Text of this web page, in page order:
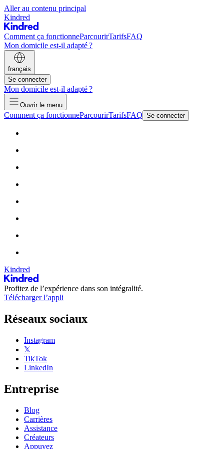
Aller au contenu principal
Kindred
Comment ça fonctionneParcourirTarifsFAQ
Mon domicile est-il adapté ?
français
Se connecter
Mon domicile est-il adapté ?
Ouvrir le menu
Comment ça fonctionneParcourirTarifsFAQ Se connecter
Kindred
Profitez de l’expérience dans son intégralité.
Télécharger l’appli
Réseaux sociaux
Instagram
𝕏
TikTok
LinkedIn
Entreprise
Blog
Carrières
Assistance
Créateurs
Appuyez